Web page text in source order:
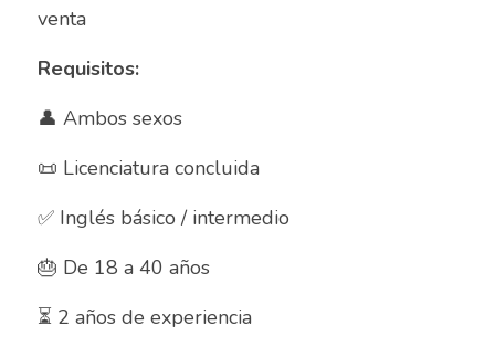
Asesor Comercial
Asesor de credito
asesor de ventas
Asesor de ventas
Asesor de Ventas
Asesor de Venta y Gerente de Sucursal
Asesor digital
venta
Requisitos:
👤 Ambos sexos
📜 Licenciatura concluida
✅ Inglés básico / intermedio
🎂 De 18 a 40 años
⏳ 2 años de experiencia